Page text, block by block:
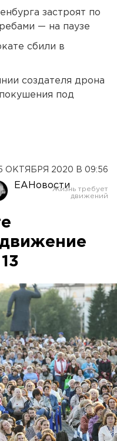
застроят по
— на паузе
сбили в
создателя дрона
под
ОКТЯБРЯ 2020 В 09:56
ЕАНовости